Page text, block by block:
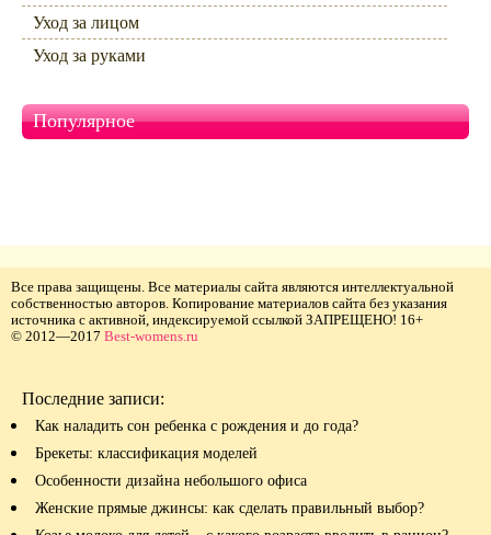
Уход за лицом
Уход за руками
Популярное
Все права защищены. Все материалы сайта являются интеллектуальной
собственностью авторов. Копирование материалов сайта без указания
источника с активной, индексируемой ссылкой ЗАПРЕЩЕНО! 16+
© 2012—2017 Best-womens.ru
Последние записи:
Как наладить сон ребенка с рождения и до года?
Брекеты: классификация моделей
Особенности дизайна небольшого офиса
Женские прямые джинсы: как сделать правильный выбор?